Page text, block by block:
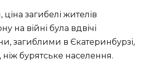
загибелі жителів
на війні була вдвічі
загиблими в Єкатеринбурзі,
ніж бурятське населення.